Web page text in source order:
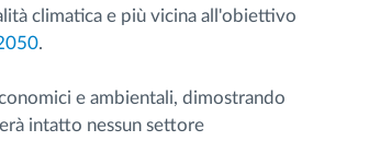
climatica e più vicina all'obiettivo
.
e ambientali, dimostrando
intatto nessun settore